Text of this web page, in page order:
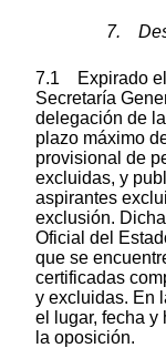
7.
7.1 Expirado el
Secretaría
delegación de
plazo máximo
provisional de
excluidas, y
aspirantes
exclusión.
Oficial del
que se
certificadas
y excluidas. En
el lugar, fecha y
la oposición.